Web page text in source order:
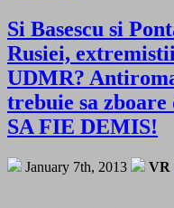
Si Basescu si
Rusiei,
UDMR?
trebuie sa
SA FIE DEMIS!
January 7th, 2013 VR